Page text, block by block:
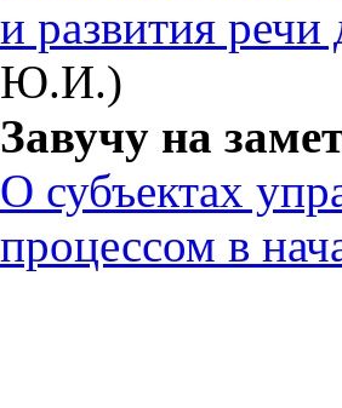
и развития речи
Ю.И.)
Завучу на
О субъектах
процессом в